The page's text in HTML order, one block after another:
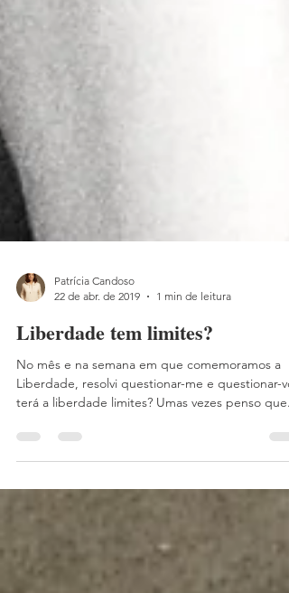
22 de abr. de 2019
1 min de leitura
Liberdade tem limites?
No mês e na semana em que comemoramos a
terá a liberdade limites? Umas vezes penso que...